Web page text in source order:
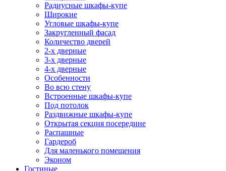
Радиусные шкафы-купе
Широкие
Угловые шкафы-купе
Закругленный фасад
Количество дверей
2-х дверные
3-х дверные
4-х дверные
Особенности
Во всю стену
Встроенные шкафы-купе
Под потолок
Раздвижные шкафы-купе
Открытая секция посередине
Распашные
Гардероб
Для маленького помещения
Эконом
Гостиные